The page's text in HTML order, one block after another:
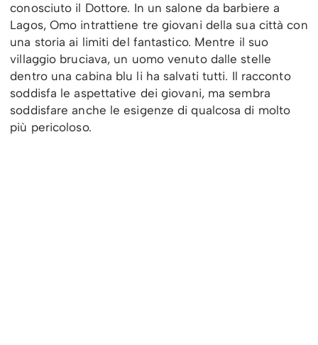
conosciuto il Dottore. In un salone da barbiere a
Lagos, Omo intrattiene tre giovani della sua città con
una storia ai limiti del fantastico. Mentre il suo
villaggio bruciava, un uomo venuto dalle stelle
dentro una cabina blu li ha salvati tutti. Il racconto
soddisfa le aspettative dei giovani, ma sembra
soddisfare anche le esigenze di qualcosa di molto
più pericoloso.